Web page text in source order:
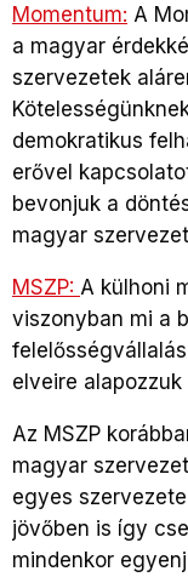
Momentum: A
a magyar
szervezetek
demokratikus
erővel
bevonjuk a
magyar
MSZP: A külhoni
viszonyban mi a
elveire
Az MSZP
magyar
egyes
jövőben is így
mindenkor